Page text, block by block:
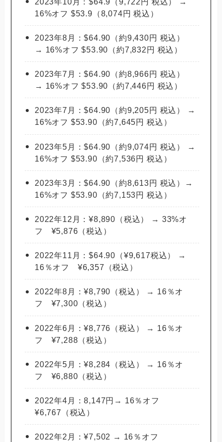
16%オフ $53.9（8,074円 税込）
2023年8月：$64.90（約9,430円 税込）
→ 16%オフ $53.90（約7,832円 税込）
2023年7月：$64.90（約8,966円 税込）
→ 16%オフ $53.90（約7,446円 税込）
2023年7月：$64.90（約9,205円 税込） →
16%オフ $53.90（約7,645円 税込）
2023年5月：$64.90（約9,074円 税込） →
16%オフ $53.90（約7,536円 税込）
2023年3月：$64.90（約8,613円 税込）→
16%オフ $53.90（約7,153円 税込）
2022年12月：¥8,890（税込） → 33%オ
フ ¥5,876（税込）
2022年11月：$64.90（¥9,617税込） →
16％オフ ¥6,357（税込）
2022年8月：¥8,790（税込） → 16％オ
フ ¥7,300（税込）
2022年6月：¥8,776（税込） → 16％オ
フ ¥7,288（税込）
2022年5月：¥8,284（税込） → 16％オ
フ ¥6,880（税込）
2022年4月：8,147円→ 16％オフ
¥6,767（税込）
2022年2月：¥7,502 → 16％オフ